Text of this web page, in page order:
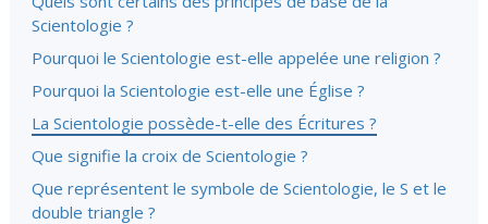
Scientologie ?
Pourquoi le Scientologie est-elle appelée une religion ?
Pourquoi la Scientologie est-elle une Église ?
La Scientologie possède-t-elle des Écritures ?
Que signifie la croix de Scientologie ?
Que représentent le symbole de Scientologie, le S et le
double triangle ?